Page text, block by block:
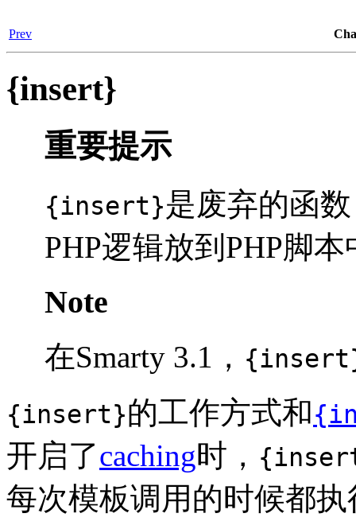
Prev
{insert}
重要提示
{insert}是废弃的函
PHP逻辑放到PHP脚
Note
在Smarty 3.1，
{insert}的工作方式和
开启了caching时，
每次模板调用的时候都执